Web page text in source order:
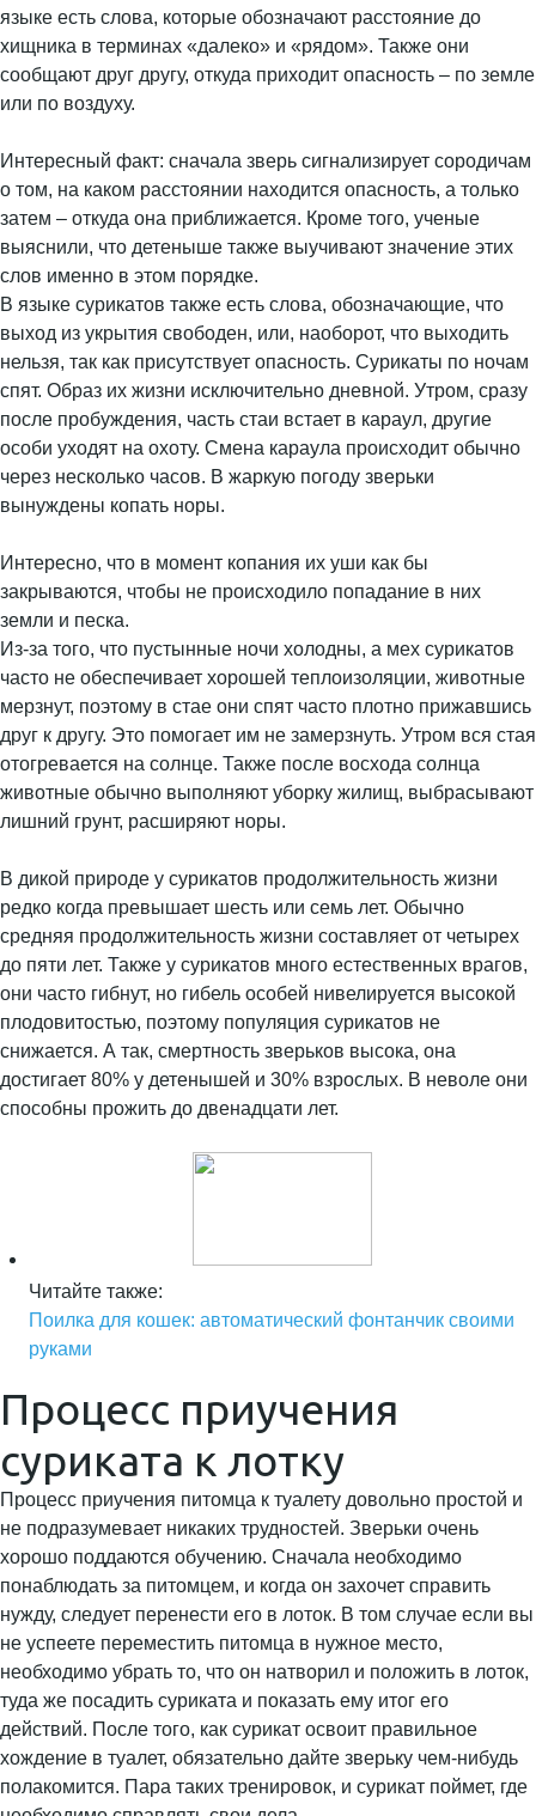
языке есть слова, которые обозначают расстояние до
хищника в терминах «далеко» и «рядом». Также они
сообщают друг другу, откуда приходит опасность – по земле
или по воздуху.
Интересный факт: сначала зверь сигнализирует сородичам
о том, на каком расстоянии находится опасность, а только
затем – откуда она приближается. Кроме того, ученые
выяснили, что детеныше также выучивают значение этих
слов именно в этом порядке.
В языке сурикатов также есть слова, обозначающие, что
выход из укрытия свободен, или, наоборот, что выходить
нельзя, так как присутствует опасность. Сурикаты по ночам
спят. Образ их жизни исключительно дневной. Утром, сразу
после пробуждения, часть стаи встает в караул, другие
особи уходят на охоту. Смена караула происходит обычно
через несколько часов. В жаркую погоду зверьки
вынуждены копать норы.
Интересно, что в момент копания их уши как бы
закрываются, чтобы не происходило попадание в них
земли и песка.
Из-за того, что пустынные ночи холодны, а мех сурикатов
часто не обеспечивает хорошей теплоизоляции, животные
мерзнут, поэтому в стае они спят часто плотно прижавшись
друг к другу. Это помогает им не замерзнуть. Утром вся стая
отогревается на солнце. Также после восхода солнца
животные обычно выполняют уборку жилищ, выбрасывают
лишний грунт, расширяют норы.
В дикой природе у сурикатов продолжительность жизни
редко когда превышает шесть или семь лет. Обычно
средняя продолжительность жизни составляет от четырех
до пяти лет. Также у сурикатов много естественных врагов,
они часто гибнут, но гибель особей нивелируется высокой
плодовитостью, поэтому популяция сурикатов не
снижается. А так, смертность зверьков высока, она
достигает 80% у детенышей и 30% взрослых. В неволе они
способны прожить до двенадцати лет.
Читайте также:
Поилка для кошек: автоматический фонтанчик своими
руками
Процесс приучения
суриката к лотку
Процесс приучения питомца к туалету довольно простой и
не подразумевает никаких трудностей. Зверьки очень
хорошо поддаются обучению. Сначала необходимо
понаблюдать за питомцем, и когда он захочет справить
нужду, следует перенести его в лоток. В том случае если вы
не успеете переместить питомца в нужное место,
необходимо убрать то, что он натворил и положить в лоток,
туда же посадить суриката и показать ему итог его
действий. После того, как сурикат освоит правильное
хождение в туалет, обязательно дайте зверьку чем-нибудь
полакомится. Пара таких тренировок, и сурикат поймет, где